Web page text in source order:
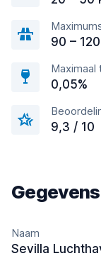
90 –
Maximaal
0,05%
9,3 / 10
Naam
Sevilla